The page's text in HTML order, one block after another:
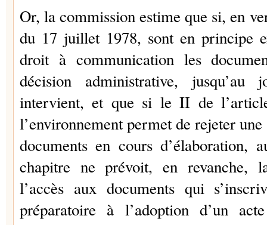
Or, la commission estime que si, en
du 17 juillet 1978, sont en principe
droit à communication les
décision administrative,
intervient, et que si le II de
l’environnement permet de rejeter
documents en cours d’élaboration,
chapitre ne prévoit, en revanche,
l’accès aux documents qui
préparatoire à l’adoption d’un